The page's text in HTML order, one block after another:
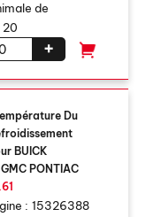
de
20
+
Du
BUICK
PONTIAC
: 15326388